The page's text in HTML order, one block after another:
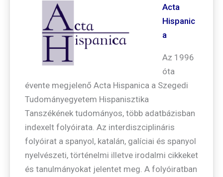
Acta
Hispanic
a
Az 1996
óta
évente megjelenő Acta Hispanica a Szegedi
Tudományegyetem Hispanisztika
Tanszékének tudományos, több adatbázisban
indexelt folyóirata. Az interdiszciplináris
folyóirat a spanyol, katalán, galíciai és spanyol
nyelvészeti, történelmi illetve irodalmi cikkeket
és tanulmányokat jelentet meg. A folyóiratban